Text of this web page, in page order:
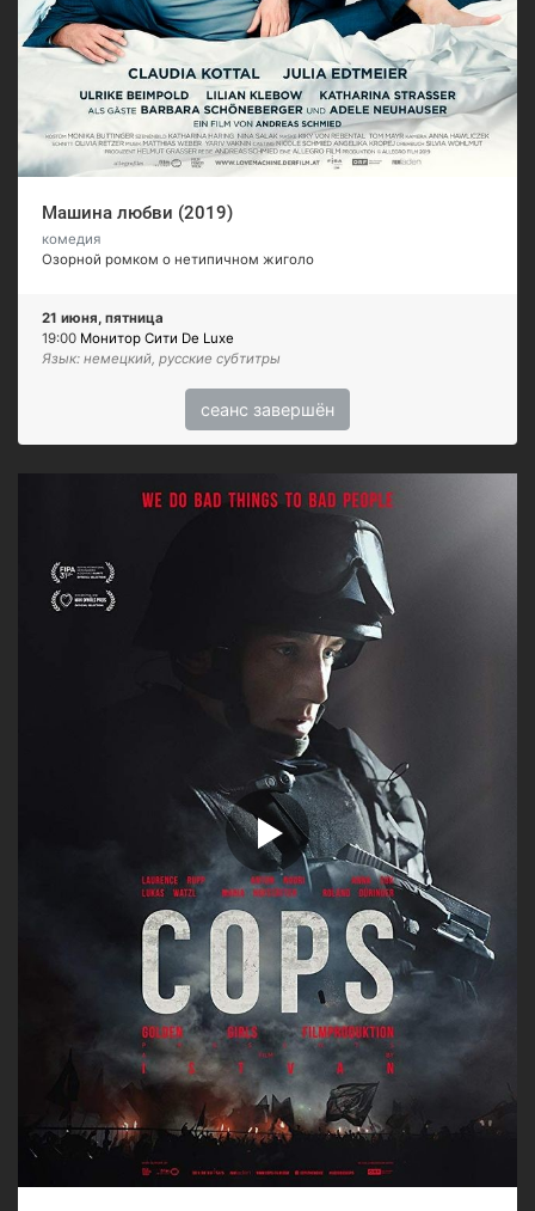
Машина любви (2019)
комедия
Озорной ромком о нетипичном жиголо
21 июня, пятница
19:00 Монитор Сити De Luxe
Язык: немецкий, русские субтитры
сеанс завершён